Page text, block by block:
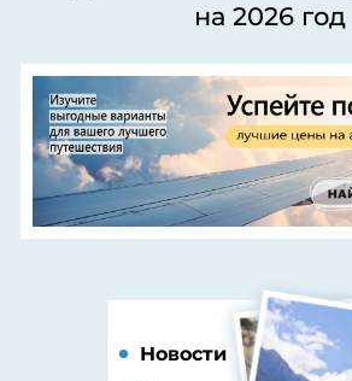
на 2026 год
Новости